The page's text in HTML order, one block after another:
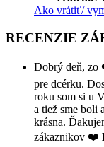
Ako vrátiť/
RECENZIE
Dobrý deň, zo
pre dcérku.
roku som si u
a tiež sme boli
krásna.
zákaznikov ❤️